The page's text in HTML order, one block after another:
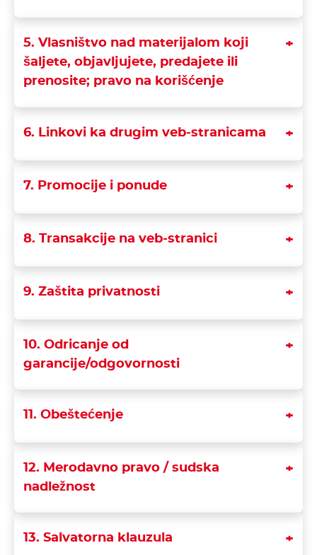
5. Vlasništvo nad materijalom koji
šaljete, objavljujete, predajete ili
prenosite; pravo na korišćenje
6. Linkovi ka drugim veb-stranicama
7. Promocije i ponude
8. Transakcije na veb-stranici
9. Zaštita privatnosti
10. Odricanje od
garancije/odgovornosti
11. Obeštećenje
12. Merodavno pravo / sudska
nadležnost
13. Salvatorna klauzula